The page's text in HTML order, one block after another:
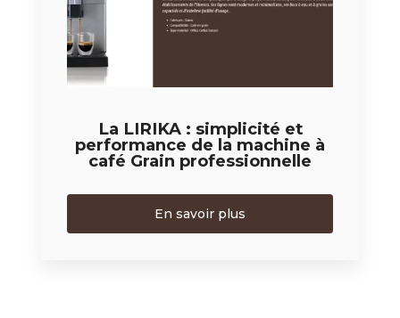
La LIRIKA : simplicité et
performance de la machine à
café Grain professionnelle
En savoir plus